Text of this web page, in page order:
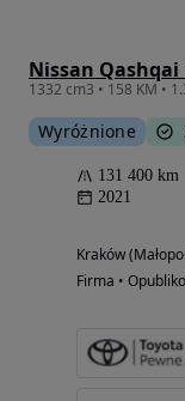
Nissan Qashqai
1332 cm3 • 158 KM •
Wyróżnione
131 400 km
2021
Kraków
Firma •